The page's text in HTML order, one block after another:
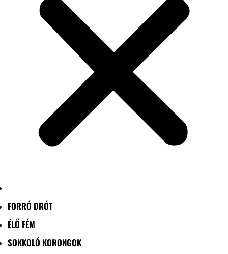
FORRÓ DRÓT
ÉLŐ FÉM
SOKKOLÓ KORONGOK